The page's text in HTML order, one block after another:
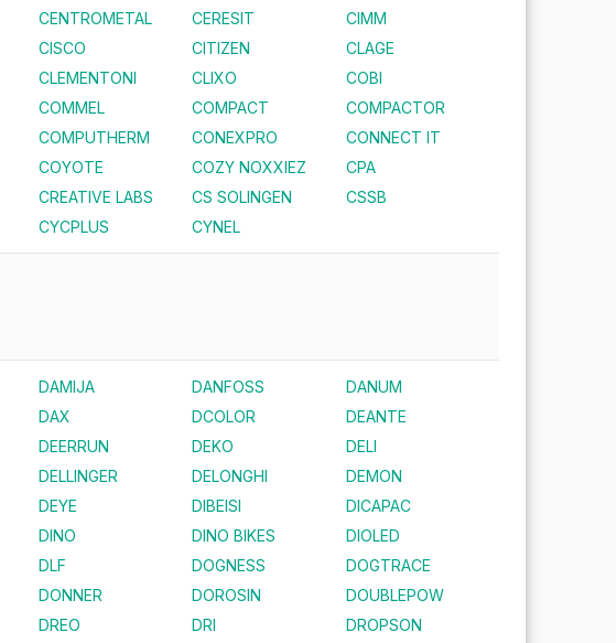
CENTROMETAL CERESIT
CIMM
CISCO CITIZEN
CLAGE
CLEMENTONI CLIXO
COBI
COMMEL COMPACT
COMPACTOR
COMPUTHERM CONEXPRO
CONNECT IT
COYOTE COZY NOXXIEZ
CPA
CREATIVE LABS CS SOLINGEN
CSSB
CYCPLUS CYNEL
DAMIJA DANFOSS
DANUM
DAX DCOLOR
DEANTE
DEERRUN DEKO
DELI
DELLINGER DELONGHI
DEMON
DEYE DIBEISI
DICAPAC
DINO DINO BIKES
DIOLED
DLF DOGNESS
DOGTRACE
DONNER DOROSIN
DOUBLEPOW
DREO DRI
DROPSON